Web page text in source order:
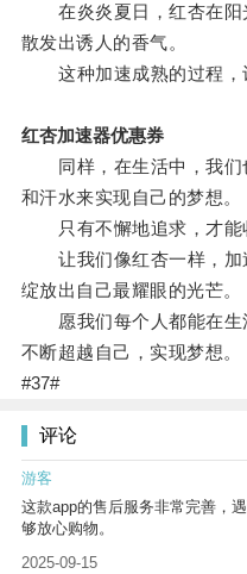
在炎炎夏日，红杏在阳
散发出诱人的香气。
这种加速成熟的过程，
红杏加速器优惠券
同样，在生活中，我们
和汗水来实现自己的梦想。
只有不懈地追求，才能
让我们像红杏一样，加
绽放出自己最耀眼的光芒。
愿我们每个人都能在生
不断超越自己，实现梦想。
#37#
评论
游客
这款app的售后服务非常完善，
够放心购物。
2025-09-15